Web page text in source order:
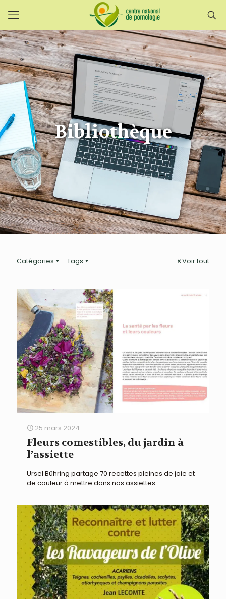
Bibliothèque
Catégories Tags Voir tout
25 mars 2024
Fleurs comestibles, du jardin à
l’assiette
Ursel Bühring partage 70 recettes pleines de joie et
de couleur à mettre dans nos assiettes.